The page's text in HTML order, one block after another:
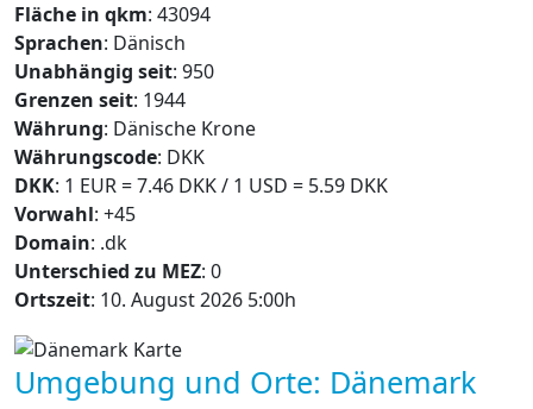
Fläche in qkm: 43094
Sprachen: Dänisch
Unabhängig seit: 950
Grenzen seit: 1944
Währung: Dänische Krone
Währungscode: DKK
DKK: 1 EUR = 7.46 DKK / 1 USD = 5.59 DKK
Vorwahl: +45
Domain: .dk
Unterschied zu MEZ: 0
Ortszeit: 10. August 2026 5:00h
Umgebung und Orte: Dänemark